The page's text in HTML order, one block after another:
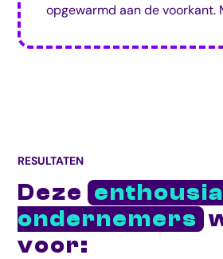
opgewarmd aan de voorkant.
RESULTATEN
Deze
ondernemers
voor: